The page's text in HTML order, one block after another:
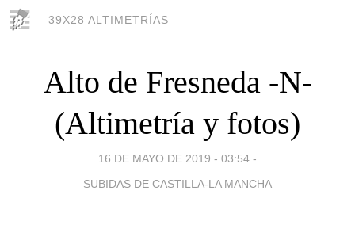
39X28 ALTIMETRÍAS
Alto de Fresneda -N-
(Altimetría y fotos)
16 DE MAYO DE 2019 - 03:54 -
SUBIDAS DE CASTILLA-LA MANCHA